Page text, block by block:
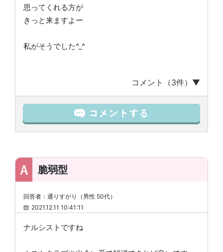
思ってくれる方が
きっと来ますよー
私がそうでした^_^
コメント（3件）▼
脆弱型
回答者：通りすがり（男性 50代）
2021.12.11 10:41:11
ナルシストですね